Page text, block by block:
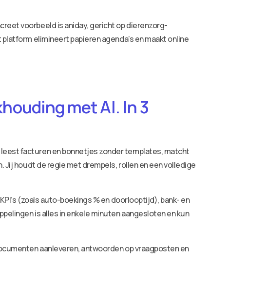
voorbeeld is aniday, gericht op dierenzorg-
elimineert papieren agenda’s en maakt online
met AI. In 3
leest facturen en bonnetjes zonder templates, matcht
houdt de regie met drempels, rollen en een volledige
(zoals auto-boekings % en doorlooptijd), bank- en
is alles in enkele minuten aangesloten en kun
aanleveren, antwoorden op vraagposten en